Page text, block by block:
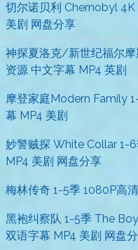
切尔诺贝利 Chernobyl
美剧 网盘分享
神探夏洛克/新世纪福尔
资源 中文字幕 MP4 英剧
摩登家庭Modern Family
幕 MP4 美剧
妙警贼探 White Collar 1-
MP4 美剧 网盘分享
梅林传奇 1-5季 1080P高
黑袍纠察队 1-5季 The
双语字幕 MP4 美剧 网盘